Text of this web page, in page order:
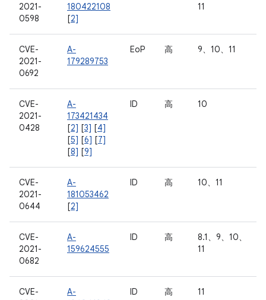
2021-
0598
180422108
[2]
11
CVE-
2021-
0692
A-
179289753
EoP 高 9、10、11
CVE-
2021-
0428
A-
173421434
[2] [3] [4]
[5] [6] [7]
[8] [9]
ID 高 10
CVE-
2021-
0644
A-
181053462
[2]
ID 高 10、11
CVE-
2021-
0682
A-
159624555
ID 高
8.1、9、10、
11
CVE-
A-
ID 高 11